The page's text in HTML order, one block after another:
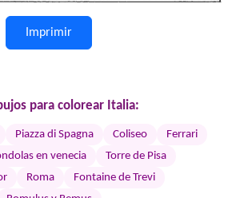
Imprimir
para colorear Italia:
Piazza di Spagna Coliseo
Ferrari
en venecia
Torre de Pisa
Roma
Fontaine de Trevi